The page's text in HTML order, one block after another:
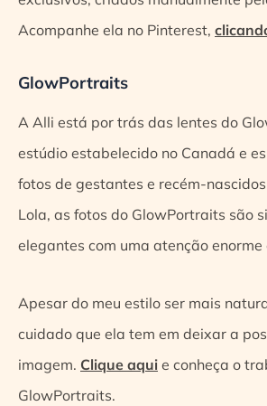
Acompanhe ela no Pinterest,
GlowPortraits
A Alli está por trás das lentes do
estúdio estabelecido no Canadá e
fotos de gestantes e recém-
Lola, as fotos do GlowPortraits são
elegantes com uma atenção enorme
Apesar do meu estilo ser mais
cuidado que ela tem em deixar a
imagem. Clique aqui e conheça o
GlowPortraits.